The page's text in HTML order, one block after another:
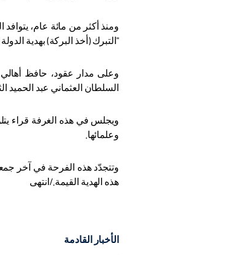
ومنذ أكثر من مائة عام،
"التبرك (أخذ البركة) بهدية
وعلى مدار عقود، حافظ
السلطان العثماني عبد الحميد الثاني
ويجلس في هذه الغرفة قراء
وعلمائها
وتتجدّد هذه الفرحة في آخر
هذه الهدية القيمة./انتهى
الأخبار القادمة